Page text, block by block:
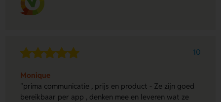
10
Monique
"prima communicatie , prijs en product - Ze zijn goed
bereikbaar per app , denken mee en leveren wat ze